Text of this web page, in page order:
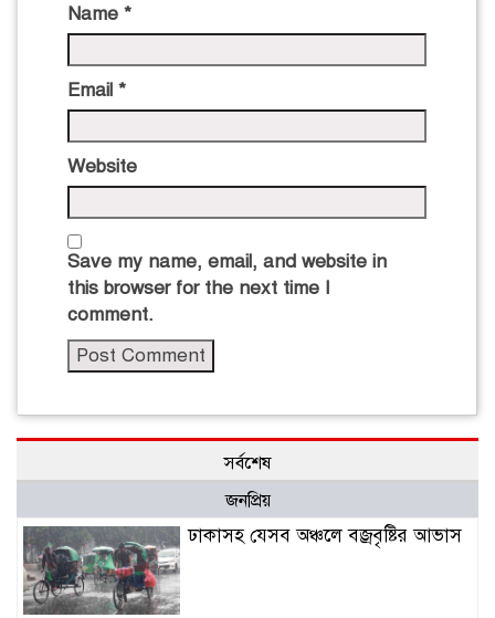
Name *
Email *
Website
Save my name, email, and website in
this browser for the next time I
comment.
সর্বশেষ
জনপ্রিয়
ঢাকাসহ যেসব অঞ্চলে বজ্রবৃষ্টির আভাস